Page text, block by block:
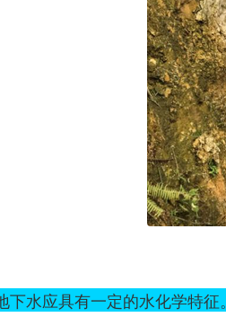
水应具有一定的水化学特征。